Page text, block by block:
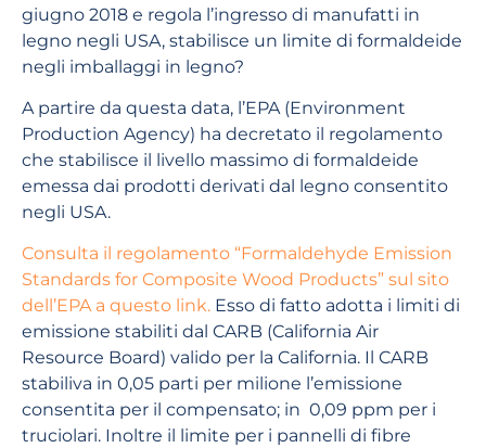
giugno 2018 e regola l’ingresso di manufatti in
legno negli USA, stabilisce un limite di formaldeide
negli imballaggi in legno?
A partire da questa data, l’EPA (Environment
Production Agency) ha decretato il regolamento
che stabilisce il livello massimo di formaldeide
emessa dai prodotti derivati dal legno consentito
negli USA.
Consulta il regolamento “Formaldehyde Emission
Standards for Composite Wood Products” sul sito
dell’EPA a questo link. Esso di fatto adotta i limiti di
emissione stabiliti dal CARB (California Air
Resource Board) valido per la California. Il CARB
stabiliva in 0,05 parti per milione l’emissione
consentita per il compensato; in 0,09 ppm per i
truciolari. Inoltre il limite per i pannelli di fibre